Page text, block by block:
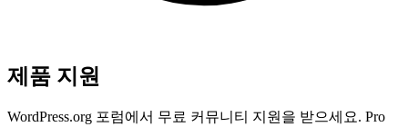
제품 지원
WordPress.org 포럼에서 무료 커뮤니티 지원을 받으세요. Pro